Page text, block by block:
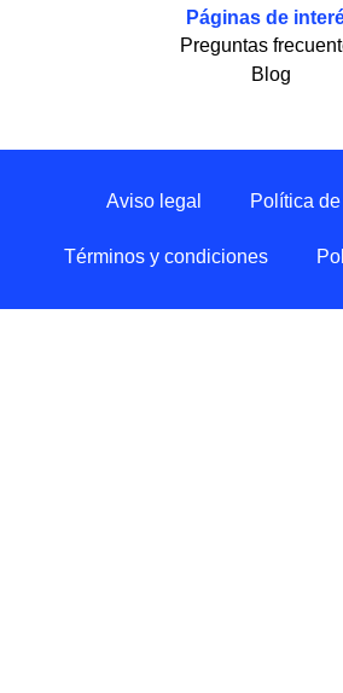
Páginas de
Preguntas
Blog
Aviso legal Política
Términos y condiciones